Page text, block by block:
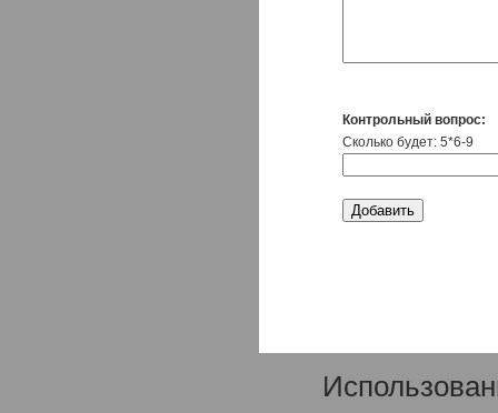
Контрольный вопрос:
Сколько будет: 5*6-9